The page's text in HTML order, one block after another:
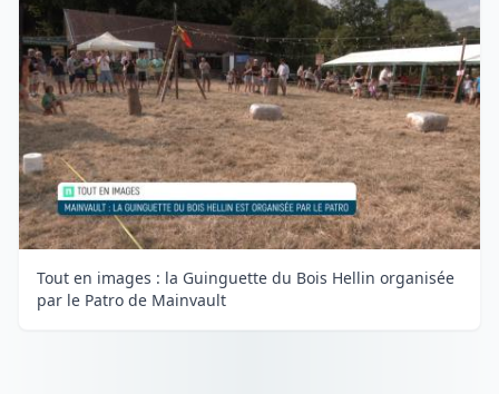
Tout en images : la Guinguette du Bois Hellin organisée
par le Patro de Mainvault